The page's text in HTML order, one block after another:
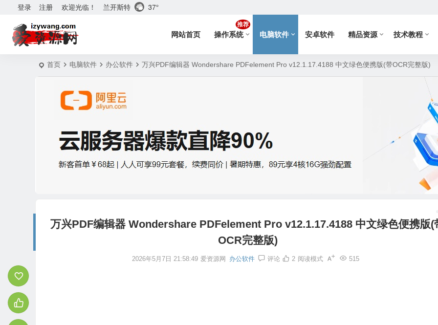
欢迎光临！
登录 注册 兰开斯特 37°
网站首页 操作系统
推荐
电脑软件 安卓软件 精品资源 技术教程
首页 电脑软件 办公软件 万兴PDF编辑器 Wondershare PDFelement Pro v12.1.17.4188 中文绿色便携版(带OCR完整版)
万兴PDF编辑器 Wondershare PDFelement Pro v12.1.17.4188 中文绿色便携版(
OCR完整版)
2026年5月7日 21:58:49 爱资源网 办公软件 评论 515
2 阅读模式